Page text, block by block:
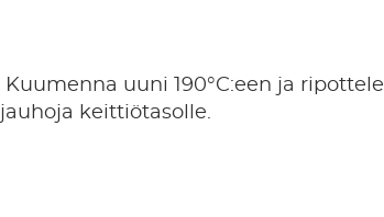
Kuumenna uuni 190°C:een ja ripottele
jauhoja keittiötasolle.